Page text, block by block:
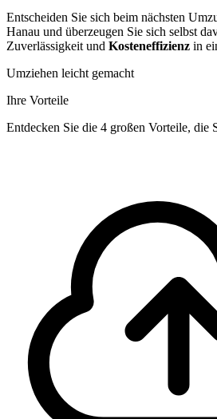
Entscheiden Sie sich beim nächsten
Hanau und überzeugen Sie sich selbst
Zuverlässigkeit und Kosteneffizienz in
Umziehen leicht gemacht
Ihre Vorteile
Entdecken Sie die 4 großen Vorteile, die